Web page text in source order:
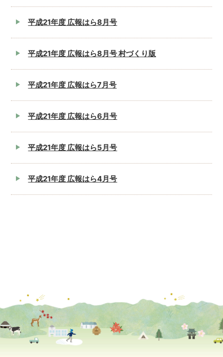
平成21年度 広報はら8月号
平成21年度 広報はら8月号 村づくり版
平成21年度 広報はら7月号
平成21年度 広報はら6月号
平成21年度 広報はら5月号
平成21年度 広報はら4月号